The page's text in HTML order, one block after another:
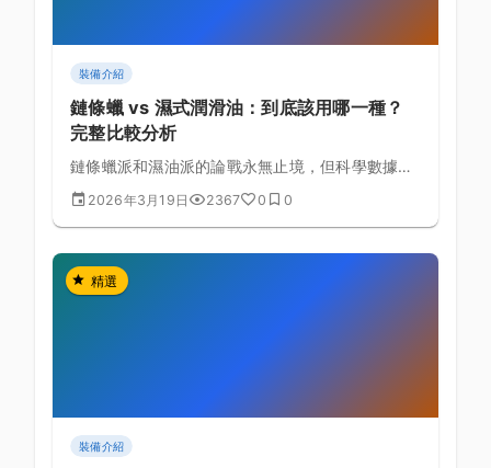
裝備介紹
鏈條蠟 vs 濕式潤滑油：到底該用哪一種？
完整比較分析
鏈條蠟派和濕油派的論戰永無止境，但科學數據告
訴我們真正的差別在哪裡。
2026年3月19日 2367 0 0
精選
裝備介紹